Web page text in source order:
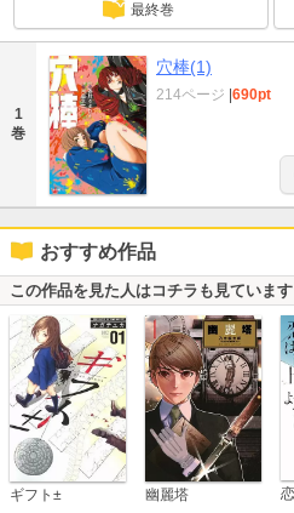
最終巻
1
巻
穴棒(1)
214ページ 690pt
おすすめ作品
この作品を見た人はコチラも見ています
ギフト± 幽麗塔